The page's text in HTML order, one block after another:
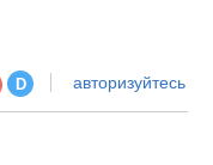
D авторизуйтесь